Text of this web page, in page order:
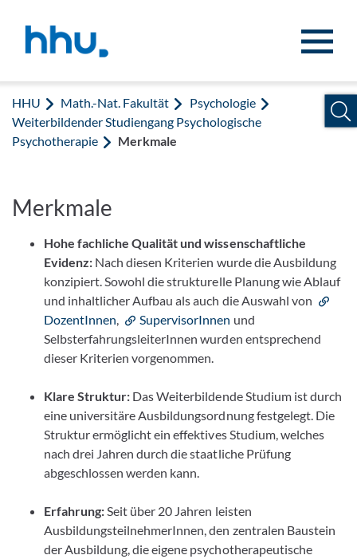
HHU Math.-Nat. Fakultät
Psychologie
Weiterbildender Studiengang Psychologische
Psychotherapie
Merkmale
Merkmale
Hohe fachliche Qualität und wissenschaftliche
Evidenz: Nach diesen Kriterien wurde die Ausbildung
konzipiert. Sowohl die strukturelle Planung wie Ablauf
und inhaltlicher Aufbau als auch die Auswahl von
DozentInnen, SupervisorInnen und
SelbsterfahrungsleiterInnen wurden entsprechend
dieser Kriterien vorgenommen.
Klare Struktur: Das Weiterbildende Studium ist durch
eine universitäre Ausbildungsordnung festgelegt. Die
Struktur ermöglicht ein effektives Studium, welches
nach drei Jahren durch die staatliche Prüfung
abgeschlossen werden kann.
Erfahrung:Seit über 20 Jahren leisten
AusbildungsteilnehmerInnen, den zentralen Baustein
der Ausbildung, die eigene psychotherapeutische